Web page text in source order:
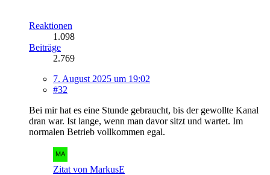
Reaktionen
1.098
Beiträge
2.769
7. August 2025 um 19:02
#32
Bei mir hat es eine Stunde gebraucht, bis der gewollte Kanal
dran war. Ist lange, wenn man davor sitzt und wartet. Im
normalen Betrieb vollkommen egal.
Zitat von MarkusE